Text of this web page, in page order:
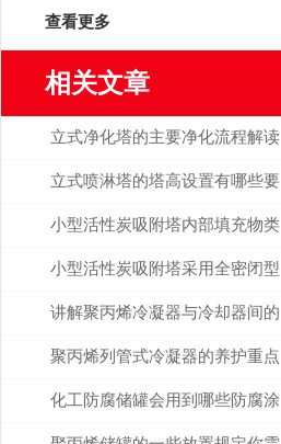
查看更多
相关文章
立式净化塔的主要净化流程解读
立式喷淋塔的塔高设置有哪些要
求？
小型活性炭吸附塔内部填充物类
型与大小的选择
小型活性炭吸附塔采用全密闭型
的好处
讲解聚丙烯冷凝器与冷却器间的
区分
聚丙烯列管式冷凝器的养护重点
你关注了没？
化工防腐储罐会用到哪些防腐涂